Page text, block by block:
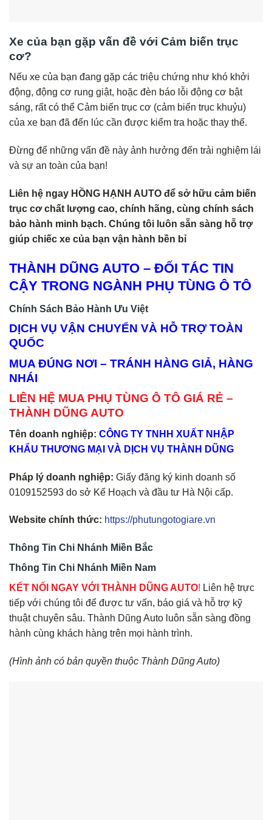
Xe của bạn gặp vấn đề với Cảm biến trục
cơ?
Nếu xe của bạn đang gặp các triệu chứng như khó khởi
động, động cơ rung giật, hoặc đèn báo lỗi động cơ bật
sáng, rất có thể Cảm biến trục cơ (cảm biến trục khuỷu)
của xe bạn đã đến lúc cần được kiểm tra hoặc thay thế.
Đừng để những vấn đề này ảnh hưởng đến trải nghiệm lái
và sự an toàn của bạn!
Liên hệ ngay HỒNG HẠNH AUTO để sở hữu cảm biến
trục cơ chất lượng cao, chính hãng, cùng chính sách
bảo hành minh bạch. Chúng tôi luôn sẵn sàng hỗ trợ
giúp chiếc xe của bạn vận hành bền bỉ
THÀNH DŨNG AUTO – ĐỐI TÁC TIN
CẬY TRONG NGÀNH PHỤ TÙNG Ô TÔ
Chính Sách Bảo Hành Ưu Việt
DỊCH VỤ VẬN CHUYỂN VÀ HỖ TRỢ TOÀN
QUỐC
MUA ĐÚNG NƠI – TRÁNH HÀNG GIẢ, HÀNG
NHÁI
LIÊN HỆ MUA PHỤ TÙNG Ô TÔ GIÁ RẺ –
THÀNH DŨNG AUTO
Tên doanh nghiệp: CÔNG TY TNHH XUẤT NHẬP
KHẨU THƯƠNG MẠI VÀ DỊCH VỤ THÀNH DŨNG
Pháp lý doanh nghiệp: Giấy đăng ký kinh doanh số
0109152593 do sở Kế Hoạch và đầu tư Hà Nội cấp.
Website chính thức: https://phutungotogiare.vn
Thông Tin Chi Nhánh Miền Bắc
Thông Tin Chi Nhánh Miền Nam
KẾT NỐI NGAY VỚI THÀNH DŨNG AUTO! Liên hệ trực
tiếp với chúng tôi để được tư vấn, báo giá và hỗ trợ kỹ
thuật chuyên sâu. Thành Dũng Auto luôn sẵn sàng đồng
hành cùng khách hàng trên mọi hành trình.
(Hình ảnh có bản quyền thuộc Thành Dũng Auto)